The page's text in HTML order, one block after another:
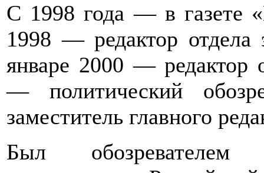
С 1998 года — в газете
1998 — редактор
январе 2000 — редактор
— политический
заместитель главного
Был обозревателем